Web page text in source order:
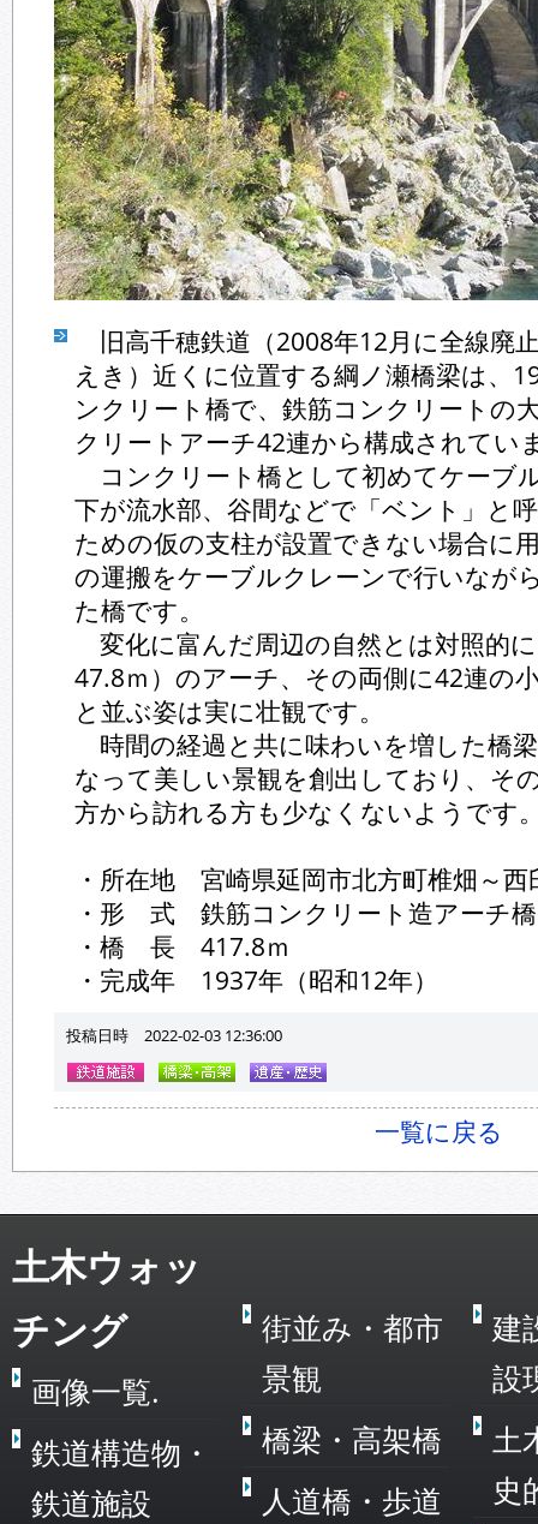
旧高千穂鉄道（2008年12月に全線廃
えき）近くに位置する綱ノ瀬橋梁は、
ンクリート橋で、鉄筋コンクリートの
クリートアーチ42連から構成されてい
コンクリート橋として初めてケーブ
下が流水部、谷間などで「ベント」と
ための仮の支柱が設置できない場合に
の運搬をケーブルクレーンで行いなが
た橋です。
変化に富んだ周辺の自然とは対照的
47.8ｍ）のアーチ、その両側に42連の
と並ぶ姿は実に壮観です。
時間の経過と共に味わいを増した橋
なって美しい景観を創出しており、そ
方から訪れる方も少なくないようです
・所在地 宮崎県延岡市北方町椎畑～
・形 式 鉄筋コンクリート造アーチ橋
・橋 長 417.8ｍ
・完成年 1937年（昭和12年）
投稿日時 2022-02-03 12:36:00
一覧に戻る
土木ウォッ
チング
画像一覧.
鉄道構造物・
鉄道施設
街並み・都市
景観
橋梁・高架橋
人道橋・歩道
建
設
土
史